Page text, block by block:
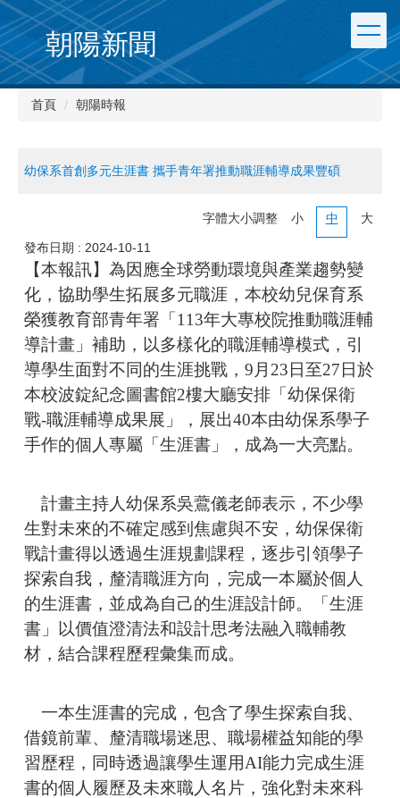
朝陽新聞
首頁 朝陽時報
幼保系首創多元生涯書 攜手青年署推動職涯輔導成果豐碩
字體大小調整 小 中 大
發布日期 : 2024-10-11
【本報訊】為因應全球勞動環境與產業趨勢變
化，協助學生拓展多元職涯，本校幼兒保育系
榮獲教育部青年署「113年大專校院推動職涯輔
導計畫」補助，以多樣化的職涯輔導模式，引
導學生面對不同的生涯挑戰，9月23日至27日於
本校波錠紀念圖書館2樓大廳安排「幼保保衛
戰-職涯輔導成果展」，展出40本由幼保系學子
手作的個人專屬「生涯書」，成為一大亮點。
計畫主持人幼保系吳鷰儀老師表示，不少學
生對未來的不確定感到焦慮與不安，幼保保衛
戰計畫得以透過生涯規劃課程，逐步引領學子
探索自我，釐清職涯方向，完成一本屬於個人
的生涯書，並成為自己的生涯設計師。「生涯
書」以價值澄清法和設計思考法融入職輔教
材，結合課程歷程彙集而成。
一本生涯書的完成，包含了學生探索自我、
借鏡前輩、釐清職場迷思、職場權益知能的學
習歷程，同時透過讓學生運用AI能力完成生涯
書的個人履歷及未來職人名片，強化對未來科